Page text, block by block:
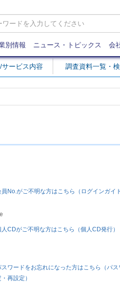
別情報 ニュース・トピックス 会
サービス内容 調査資料一覧・
員No.がご不明な方はこちら（ログインガイ
人CDがご不明な方はこちら（個人CD発行）
スワードをお忘れになった方はこちら（パ
・再設定）